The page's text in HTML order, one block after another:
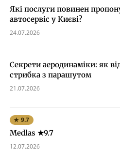
Які послуги повинен
автосервіс у Києві?
24.07.2026
Секрети аеродинаміки: як
стрибка з парашутом
21.07.2026
★ 9.7
Medlas ★9.7
12.07.2026